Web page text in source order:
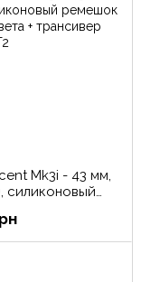
Mk3i - 43 мм,
силиконовый
T2